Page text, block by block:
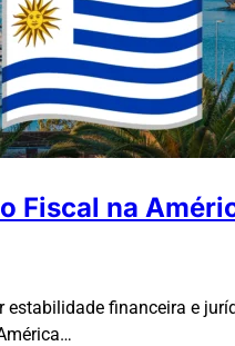
Fiscal na
estabilidade financeira e